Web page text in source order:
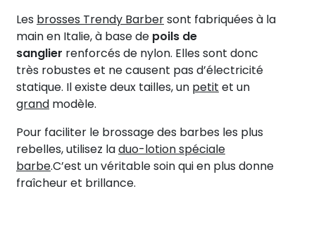
Trendy Barber Accessoire pour homme
Brosse barbe et moustache Grand modèle
+ 1 AUTRE TAILLE DISPONIBLE
14,45 €
Suivant
Les brosses Trendy Barbersont fabriquées à la
main en Italie, à base de poils de
sanglier renforcés de nylon. Elles sont donc
très robustes et ne causent pas d’électricité
statique. Il existe deux tailles, un petit et un
grandmodèle.
Pour faciliter le brossage des barbes les plus
rebelles, utilisez laduo-lotion spéciale
barbe.C’est un véritable soin qui en plus donne
fraîcheur et brillance.